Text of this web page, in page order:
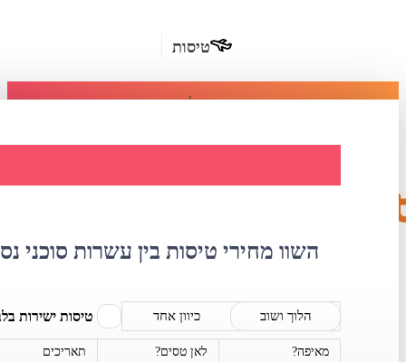
טיסות
מומלץ
בחו"ל
השוו מחירי טיסות בין עשרות סוכני
הלוך ושוב כיוון אחד טיסות ישירות
מאיפה? לאן טסים? תאריכים